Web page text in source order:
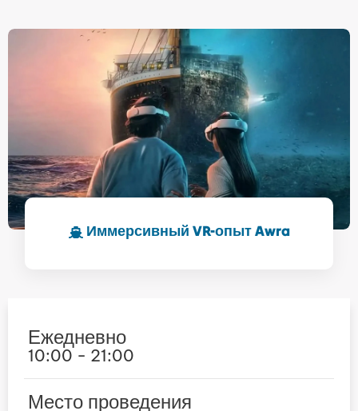
Иммерсивный VR-опыт Awra
Ежедневно
10:00 - 21:00
Место проведения